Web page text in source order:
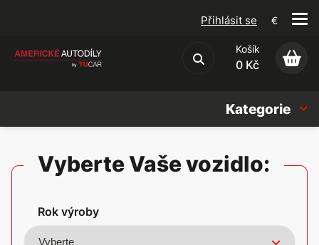
Obchodní podmínky
Přihlásit se €
Košík
0 Kč
Kategorie
Vyberte Vaše vozidlo:
Rok výroby